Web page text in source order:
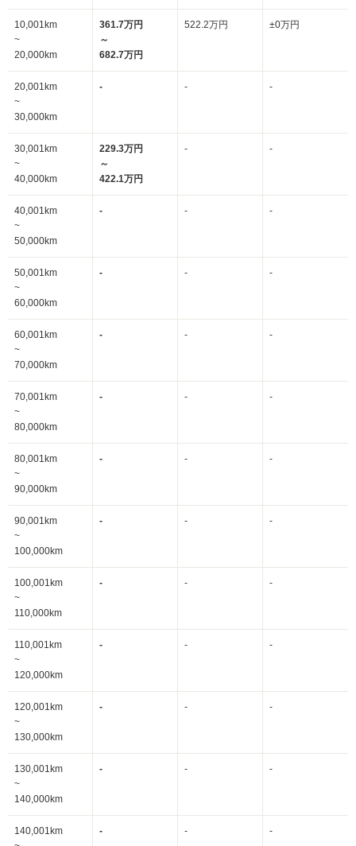
10,001km
~
20,000km
361.7万円
～
682.7万円
522.2万円 ±0万円
20,001km
~
30,000km
- - -
30,001km
~
40,000km
229.3万円
～
422.1万円
- -
40,001km
~
50,000km
- - -
50,001km
~
60,000km
- - -
60,001km
~
70,000km
- - -
70,001km
~
80,000km
- - -
80,001km
~
90,000km
- - -
90,001km
~
100,000km
- - -
100,001km
~
110,000km
- - -
110,001km
~
120,000km
- - -
120,001km
~
130,000km
- - -
130,001km
~
140,000km
- - -
140,001km
- - -